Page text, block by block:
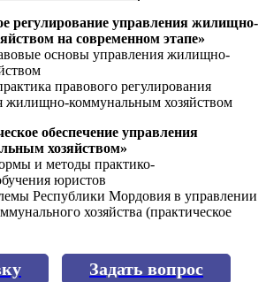
регулирование управления жилищно-
на современном этапе»
основы управления жилищно-
правового регулирования
жилищно-коммунальным хозяйством
обеспечение управления
хозяйством»
и методы практико-
юристов
Республики Мордовия в управлении
хозяйства (практическое
Задать вопрос